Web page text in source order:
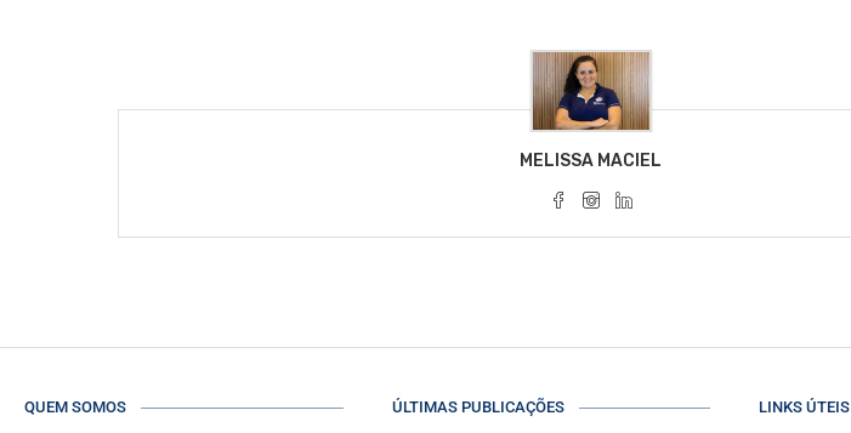
MELISSA MACIEL
QUEM SOMOS ÚLTIMAS PUBLICAÇÕES LINKS ÚTEIS